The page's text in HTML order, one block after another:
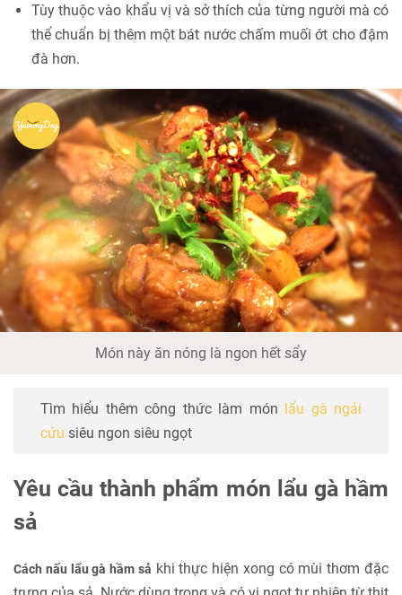
Tùy thuộc vào khẩu vị và sở thích của từng người mà có
thể chuẩn bị thêm một bát nước chấm muối ớt cho đậm
đà hơn.
Món này ăn nóng là ngon hết sẩy
Tìm hiểu thêm công thức làm món lẩu gà ngải
cứu siêu ngon siêu ngọt
Yêu cầu thành phẩm món lẩu gà hầm
sả
Cách nấu lẩu gà hầm sả khi thực hiện xong có mùi thơm đặc